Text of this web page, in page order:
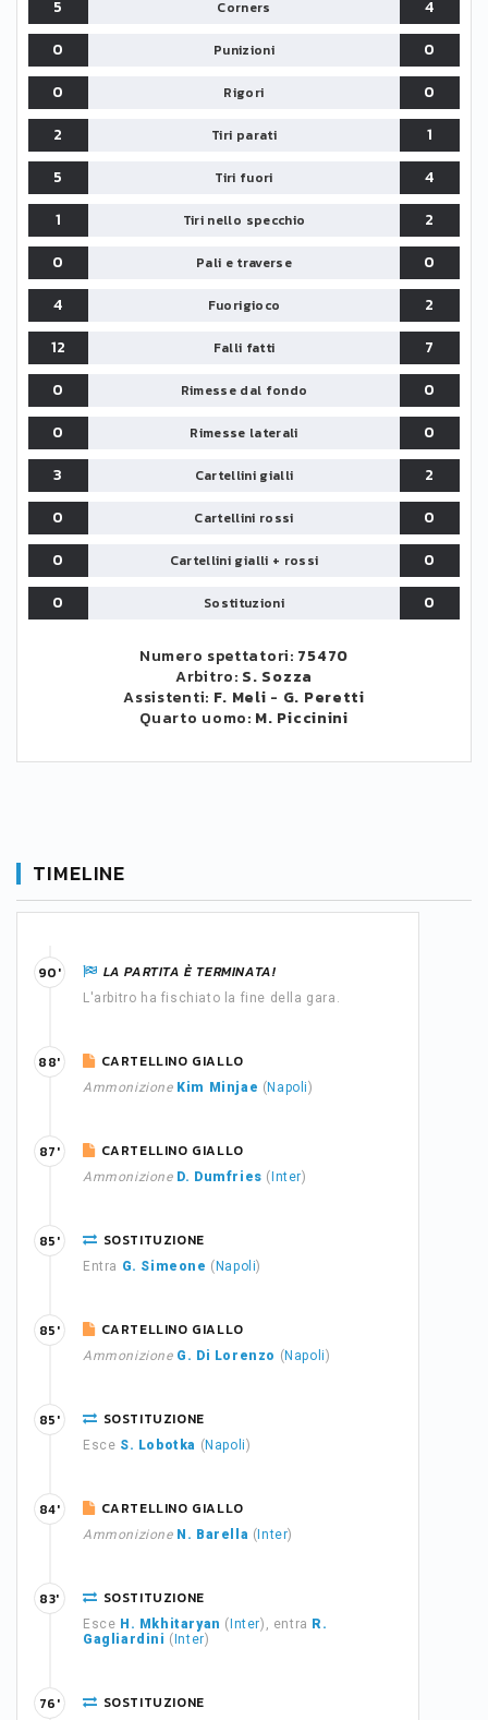
5 Corners
4
0
Punizioni
0
0
Rigori
0
2
Tiri parati
1
5
Tiri fuori
4
1
Tiri nello specchio
2
0
Pali e traverse
0
4
Fuorigioco
2
12
Falli fatti
7
0
Rimesse dal fondo
0
0
Rimesse laterali
0
3
Cartellini gialli
2
0
Cartellini rossi
0
0
Cartellini gialli + rossi
0
0
Sostituzioni 0
Numero spettatori: 75470
Arbitro: S. Sozza
Assistenti: F. Meli - G. Peretti
Quarto uomo: M. Piccinini
TIMELINE
LA PARTITA È TERMINATA!
L'arbitro ha fischiato la fine della gara.
90'
CARTELLINO GIALLO
Ammonizione Kim Minjae ( Napoli)
88'
CARTELLINO GIALLO
Ammonizione D. Dumfries ( Inter)
87'
SOSTITUZIONE
Entra G. Simeone ( Napoli)
85'
CARTELLINO GIALLO
Ammonizione G. Di Lorenzo ( Napoli)
85'
SOSTITUZIONE
Esce S. Lobotka ( Napoli)
85'
CARTELLINO GIALLO
Ammonizione N. Barella ( Inter)
84'
SOSTITUZIONE
Esce H. Mkhitaryan ( Inter), entra R.
Gagliardini ( Inter)
83'
SOSTITUZIONE
76'